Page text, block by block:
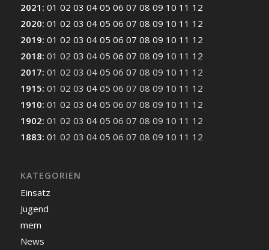
2021 : 01 02 03 04 05 06 07 08 09 10 11 12
2020: 01 02 03 04 05 06 07 08 09 10 11 12
2019: 01 02 03 04 05 06 07 08 09 10 11 12
2018: 01 02 03 04 05 06 07 08 09 10 11 12
2017: 01 02 03 04 05 06 07 08 09 10 11 12
1915: 01 02 03 04 05 06 07 08 09 10 11 12
1910: 01 02 03 04 05 06 07 08 09 10 11 12
1902: 01 02 03 04 05 06 07 08 09 10 11 12
1883: 01 02 03 04 05 06 07 08 09 10 11 12
KATEGORIEN
Einsatz
Jugend
mem
News